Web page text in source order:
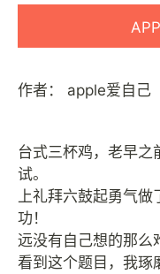
作者： apple爱自己
台式三杯鸡，老早之
试。
上礼拜六鼓起勇气
功！
远没有自己想的那么
看到这个题目，我琢